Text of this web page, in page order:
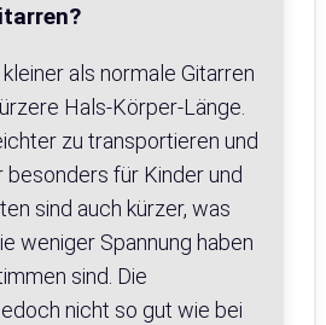
als normale Gitarren
Hals-Körper-Länge.
zu transportieren und
besonders für Kinder und
sind auch kürzer, was
weniger Spannung haben
sind. Die
nicht so gut wie bei